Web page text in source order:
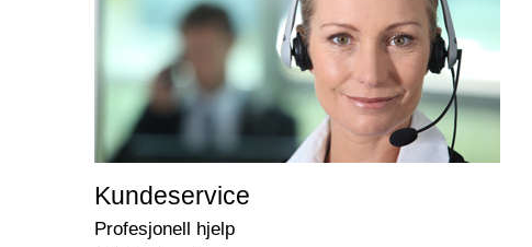
Kundeservice
Profesjonell hjelp